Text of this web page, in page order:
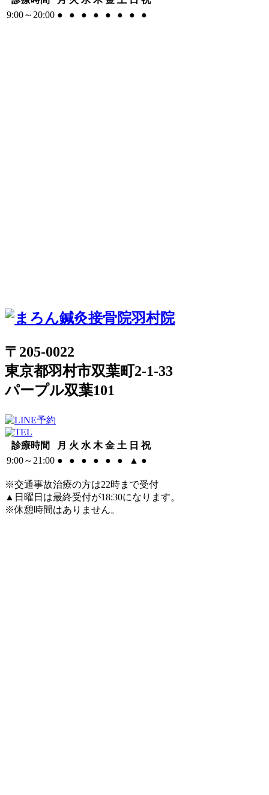
9:00～20:00 ● ● ● ● ● ● ● ●
〒205-0022
東京都羽村市双葉町2-1-33
パープル双葉101
診療時間 月 火 水 木 金 土 日 祝
9:00～21:00 ● ● ● ● ● ● ▲ ●
※交通事故治療の方は22時まで受付
▲日曜日は最終受付が18:30になります。
※休憩時間はありません。